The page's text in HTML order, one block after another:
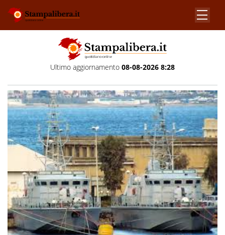
Ultimo aggiornamento 08-08-2026 8:28